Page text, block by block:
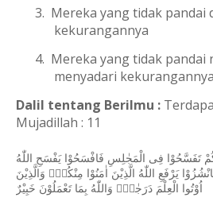
3. Mereka yang tidak pandai
kekurangannya
4. Mereka yang tidak pandai
menyadari kekurangannya
Dalil tentang Berilmu :
Mujadillah : 11
لَكُمْ تَفَسَّحُوْا فِى الْمَجٰلِسِ فَافْسَحُوْا يَفْسَحِ اللّٰهُ
يَرْفَعِ اللّٰهُ الَّذِيْنَ اٰمَنُوْا مِنْكُمْۙ وَالَّذِيْنَ
اُوْتُوا الْعِلْمَ دَرَجٰتٍۗ وَاللّٰهُ بِمَا تَعْمَلُوْنَ خَبِيْرٌ